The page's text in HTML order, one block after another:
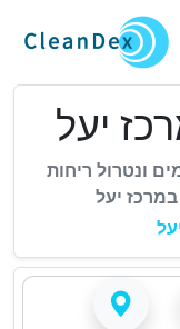
יעל
A
c
ונטרול ריחות
יעל
-
c
-
A
c